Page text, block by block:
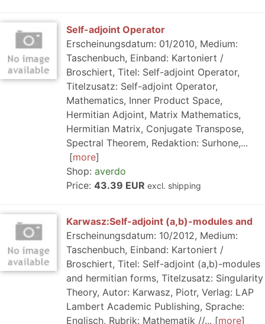
Self-adjoint Operator
Erscheinungsdatum: 01/2010, Medium:
Taschenbuch, Einband: Kartoniert /
Broschiert, Titel: Self-adjoint Operator,
Titelzusatz: Self-adjoint Operator,
Mathematics, Inner Product Space,
Hermitian Adjoint, Matrix Mathematics,
Hermitian Matrix, Conjugate Transpose,
Spectral Theorem, Redaktion: Surhone,...
more
Shop: averdo
Price: 43.39 EUR excl. shipping
Karwasz:Self-adjoint (a,b)-modules and
Erscheinungsdatum: 10/2012, Medium:
Taschenbuch, Einband: Kartoniert /
Broschiert, Titel: Self-adjoint (a,b)-modules
and hermitian forms, Titelzusatz: Singularity
Theory, Autor: Karwasz, Piotr, Verlag: LAP
Lambert Academic Publishing, Sprache:
Englisch, Rubrik: Mathematik //...
more